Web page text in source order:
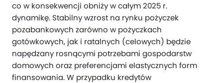
co w konsekwencji obniży w całym 2025 r.
dynamikę. Stabilny wzrost na rynku pożyczek
pozabankowych zarówno w pożyczkach
gotówkowych, jak i ratalnych (celowych) będzie
napędzany rosnącymi potrzebami gospodarstw
domowych oraz preferencjami elastycznych form
finansowania. W przypadku kredytów